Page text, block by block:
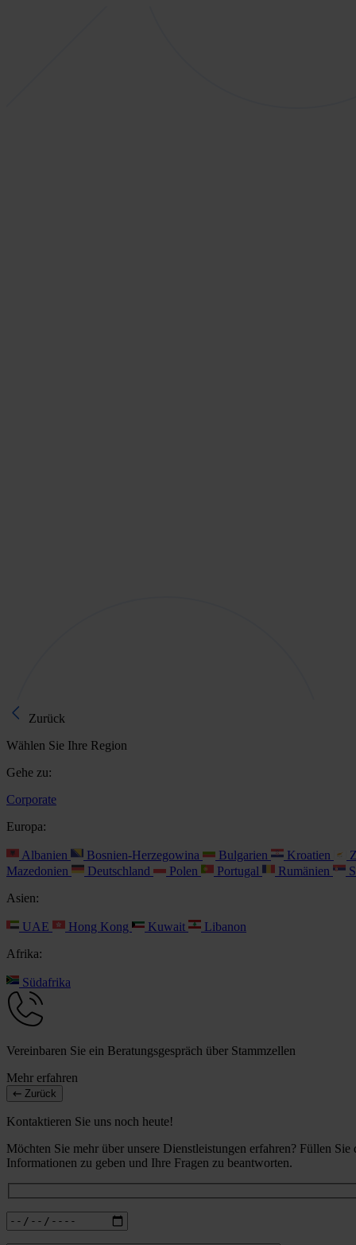
Zurück
Wählen Sie Ihre Region
Gehe zu:
Corporate
Europa:
Albanien Bosnien-Herzegowina Bulgarien Kroatien
Mazedonien
Deutschland Polen Portugal Rumänien
Asien:
UAE Hong Kong Kuwait
Libanon
Afrika:
Südafrika
Vereinbaren Sie ein Beratungsgespräch über Stammzellen
Mehr erfahren
Zurück
Kontaktieren Sie uns noch heute!
Möchten Sie mehr über unsere Dienstleistungen erfahren? Füllen
Informationen zu geben und Ihre Fragen zu beantworten.